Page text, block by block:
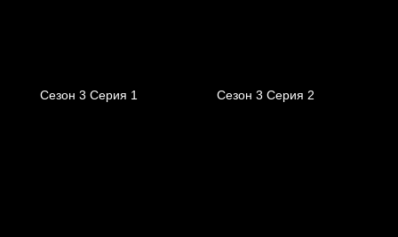
Сезон 3 Серия 1 Сезон 3 Серия 2